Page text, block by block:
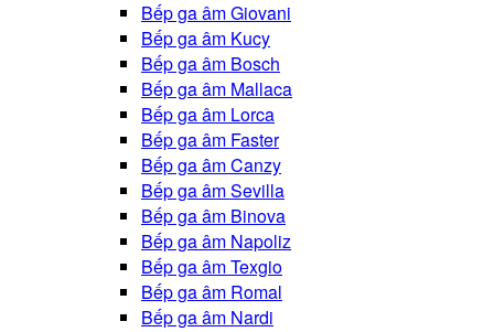
Bếp ga âm Giovani
Bếp ga âm Kucy
Bếp ga âm Bosch
Bếp ga âm Mallaca
Bếp ga âm Lorca
Bếp ga âm Faster
Bếp ga âm Canzy
Bếp ga âm Sevilla
Bếp ga âm Binova
Bếp ga âm Napoliz
Bếp ga âm Texgio
Bếp ga âm Romal
Bếp ga âm Nardi